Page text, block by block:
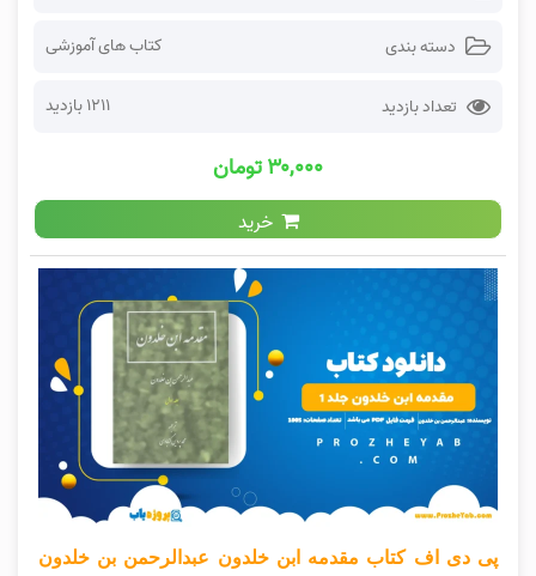
دسته بندی کتاب های آموزشی
تعداد بازدید 1211 بازدید
۳۰,۰۰۰ تومان
خرید
پی دی اف کتاب مقدمه ابن خلدون عبدالرحمن بن خلدون